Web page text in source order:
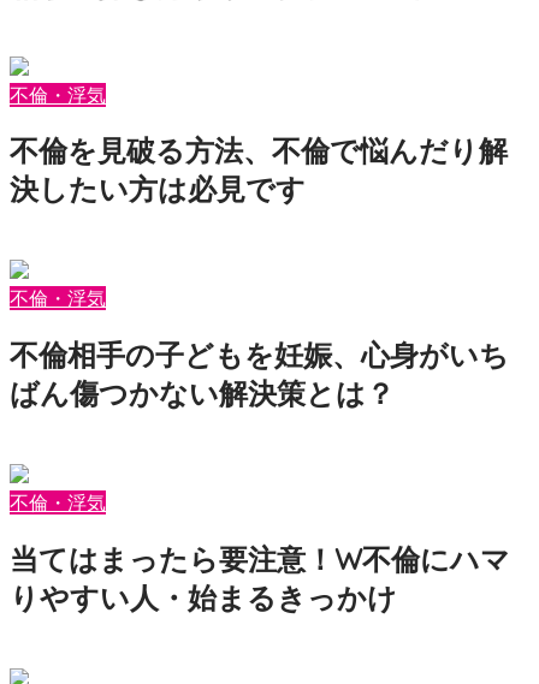
不倫・浮気
不倫を見破る方法、不倫で悩んだり解
決したい方は必見です
不倫・浮気
不倫相手の子どもを妊娠、心身がいち
ばん傷つかない解決策とは？
不倫・浮気
当てはまったら要注意！W不倫にハマ
りやすい人・始まるきっかけ